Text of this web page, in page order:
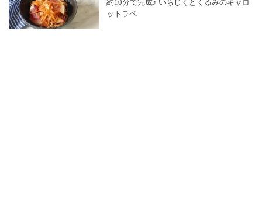
約10分で完成♪ いちじくとくるみのキャロ
ットラペ